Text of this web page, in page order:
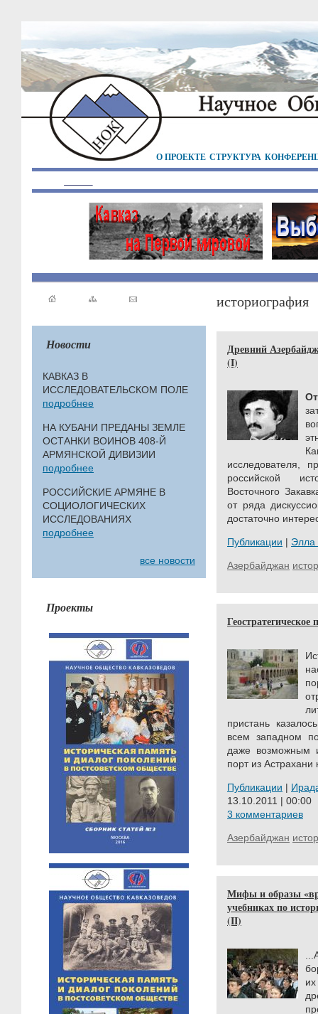
О ПРОЕКТЕ СТРУКТУРА
Новости
КАВКАЗ В
ИССЛЕДОВАТЕЛЬСКОМ ПОЛЕ
подробнее
НА КУБАНИ ПРЕДАНЫ ЗЕМЛЕ
ОСТАНКИ ВОИНОВ 408-Й
АРМЯНСКОЙ ДИВИЗИИ
подробнее
РОССИЙСКИЕ АРМЯНЕ В
СОЦИОЛОГИЧЕСКИХ
ИССЛЕДОВАНИЯХ
подробнее
все новости
Проекты
историография
Древний
(I)
исследователя,
российской
Восточного
от ряда
достаточно
Публикации |
Азербайджан
пристань
всем западном
даже возможным
порт из
Публикации |
13.10.2011 | 00:00
3 комментариев
Азербайджан
Мифы и образы
учебниках по
(II)